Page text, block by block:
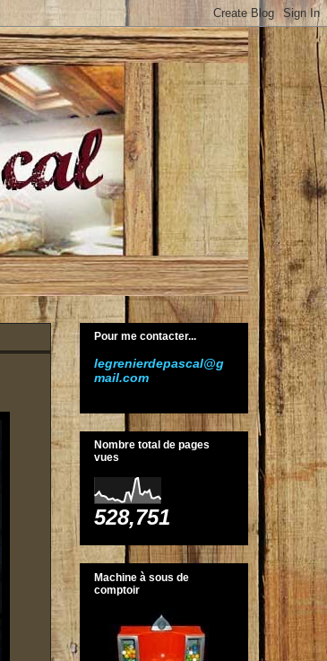
Pour me contacter...
legrenierdepascal@g
mail.com
Nombre total de pages
vues
528,751
Machine à sous de
comptoir